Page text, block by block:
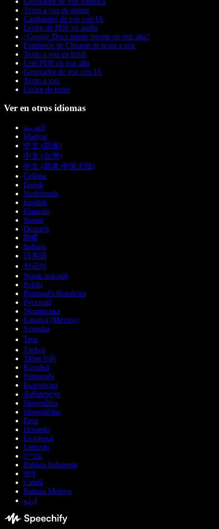
Texto a voz de anime
Cambiador de voz con IA
Lector de PDF en audio
¿Google Docs puede leerme en voz alta?
Extensión de Chrome de texto a voz
Texto a voz en hindi
Leer PDF en voz alta
Generador de voz con IA
Texto a voz
Lector de texto
Ver en otros idiomas
العربية
Magyar
中文 (简体)
中文 (台灣)
中文 (简体 中国大陆)
Čeština
Dansk
Nederlands
English
Français
Suomi
Deutsch
हिन्दी
Italiano
日本語
한국어
Norsk bokmål
Polski
Português Brasileiro
Русский
Українська
Español (México)
Svenska
ไทย
Türkçe
Tiếng Việt
Română
Português
Български
ქართული
Slovenčina
Slovenščina
Eesti
Hrvatski
Ελληνικά
Lietuvių
עברית
Bahasa Indonesia
বাংলা
Català
Bahasa Melayu
اردو